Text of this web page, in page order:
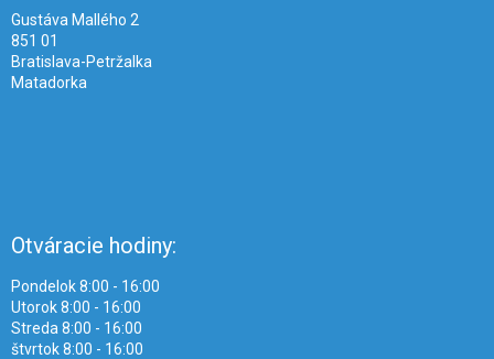
Gustáva Mallého 2
851 01
Bratislava-Petržalka
Matadorka
Otváracie hodiny:
Pondelok 8:00 - 16:00
Utorok 8:00 - 16:00
Streda 8:00 - 16:00
štvrtok 8:00 - 16:00